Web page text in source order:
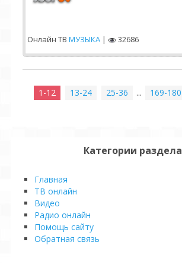
Онлайн ТВ МУЗЫКА | 32686
1-12 13-24 25-36 ... 169-180
Категории раздела
Главная
ТВ онлайн
Видео
Pадио онлайн
Помощь сайту
Обратная связь